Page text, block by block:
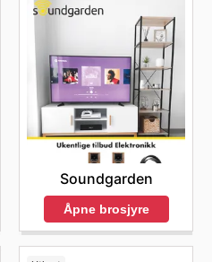
Soundgarden
Åpne brosjyre